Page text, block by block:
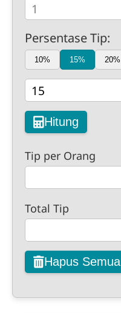
Persentase Tip:
10% 15% 20%
Hitung
Tip per Orang
Total Tip
Hapus Semua